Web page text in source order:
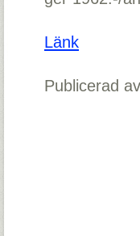
Länk
Publicerad